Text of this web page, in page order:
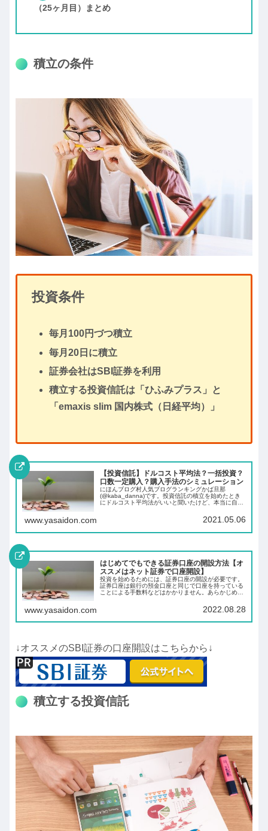
（25ヶ月目）まとめ
積立の条件
投資条件
毎月100円づつ積立
毎月20日に積立
証券会社はSBI証券を利用
積立する投資信託は「ひふみプラス」と
「emaxis slim 国内株式（日経平均）」
【投資信託】ドルコスト平均法？一括投資？
口数一定購入？購入手法のシミュレーション
にほんブログ村人気ブログランキングかば旦那
(@kaba_danna)です。投資信託の積立を始めたとき
にドルコスト平均法がいいと聞いたけど、本当に自分
の結果がわかるのは実際に積立を始めてから10...
www.yasaidon.com 2021.05.06
はじめてでもできる証券口座の開設方法【オ
ススメはネット証券で口座開設】
投資を始めるためには、証券口座の開設が必要です。
証券口座は銀行の預金口座と同じで口座を持っている
ことによる手数料などはかかりません。あらかじめ証
www.yasaidon.com 2022.08.28
↓オススメのSBI証券の口座開設はこちらから↓
積立する投資信託